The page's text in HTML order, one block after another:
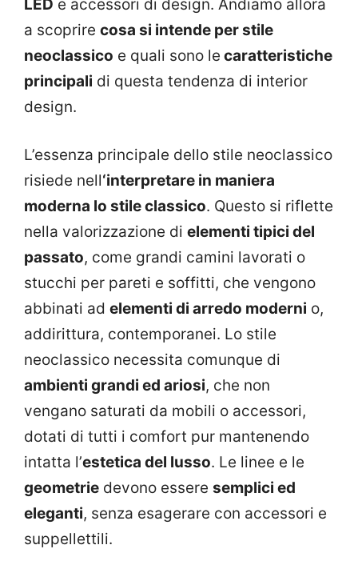
LED e accessori di design. Andiamo allora
a scoprire cosa si intende per stile
neoclassico e quali sono le caratteristiche
principali di questa tendenza di interior
design.
L’essenza principale dello stile neoclassico
risiede nell‘interpretare in maniera
moderna lo stile classico. Questo si riflette
nella valorizzazione di elementi tipici del
passato, come grandi camini lavorati o
stucchi per pareti e soffitti, che vengono
abbinati ad elementi di arredo moderni o,
addirittura, contemporanei. Lo stile
neoclassico necessita comunque di
ambienti grandi ed ariosi, che non
vengano saturati da mobili o accessori,
dotati di tutti i comfort pur mantenendo
intatta l’estetica del lusso. Le linee e le
geometrie devono essere semplici ed
eleganti, senza esagerare con accessori e
suppellettili.